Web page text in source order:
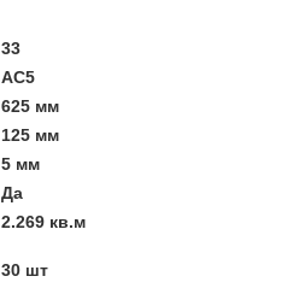
33
АС5
625 мм
125 мм
5 мм
Да
2.269 кв.м
30 шт